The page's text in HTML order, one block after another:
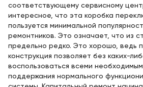
соответствующему сервисному
интересное, что эта коробка
пользуется минимальной
ремонтников. Это означает, что из
предельно редко. Это хорошо, ведь
конструкция позволяет без каких-
воспользоваться всеми
поддержания нормального